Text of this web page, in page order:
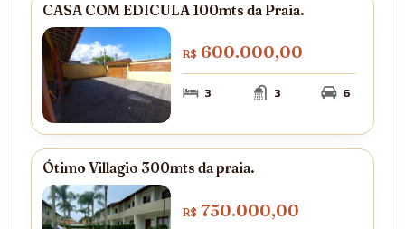
CASA COM EDICULA 100mts da Praia.
R$ 600.000,00
3 3 6
Ótimo Villagio 300mts da praia.
R$ 750.000,00